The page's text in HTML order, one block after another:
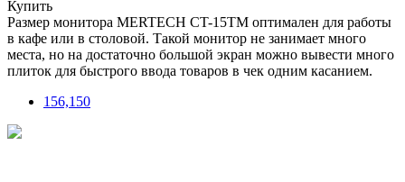
Купить
Размер монитора MERTECH CT-15ТM оптимален для работы
в кафе или в столовой. Такой монитор не занимает много
места, но на достаточно большой экран можно вывести много
плиток для быстрого ввода товаров в чек одним касанием.
156,150